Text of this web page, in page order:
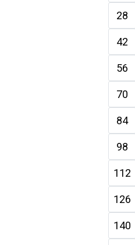
28
42
56
70
84
98
112
126
140